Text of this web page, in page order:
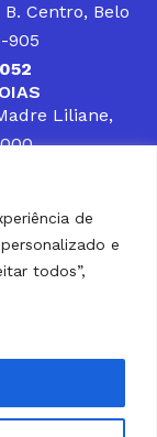
de
e
todos”,
B. Centro, Belo
905
Liliane,
9 8309-8660
E SERVIÇOS
À
SENDO
NA
POR
DO
LGPD